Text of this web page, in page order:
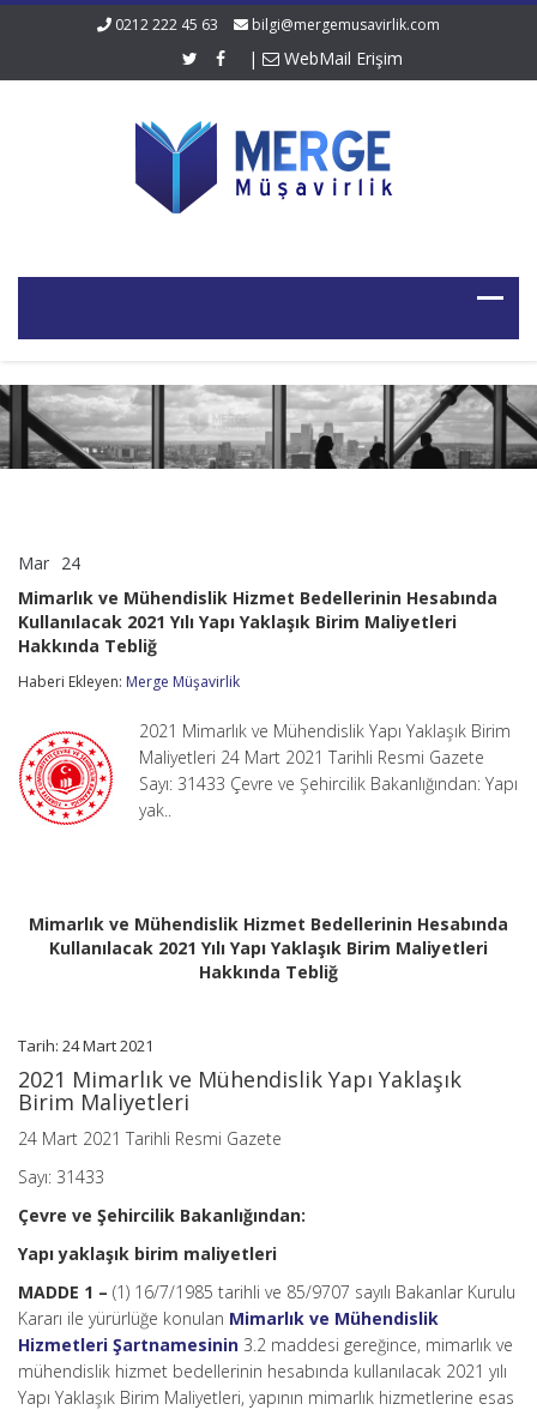
0212 222 45 63 bilgi@mergemusavirlik.com
| WebMail Erişim
Mar 24
Mühendislik
Hizmet
Bedellerinin
Kullanılacak
Yaklaşık
Birim
Maliyetleri
Mimarlık ve Mühendislik Hizmet Bedellerinin Hesabında
Kullanılacak 2021 Yılı Yapı Yaklaşık Birim Maliyetleri
Hakkında Tebliğ
Haberi Ekleyen: Merge Müşavirlik
2021 Mimarlık ve Mühendislik Yapı Yaklaşık Birim
Maliyetleri 24 Mart 2021 Tarihli Resmi Gazete
Sayı: 31433 Çevre ve Şehircilik Bakanlığından: Yapı
yak..
Mimarlık ve Mühendislik Hizmet Bedellerinin Hesabında
Kullanılacak 2021 Yılı Yapı Yaklaşık Birim Maliyetleri
Hakkında Tebliğ
Tarih: 24 Mart 2021
2021 Mimarlık ve Mühendislik Yapı Yaklaşık
Birim Maliyetleri
24 Mart 2021 Tarihli Resmi Gazete
Sayı: 31433
Çevre ve Şehircilik Bakanlığından:
Yapı yaklaşık birim maliyetleri
MADDE 1 – (1) 16/7/1985 tarihli ve 85/9707 sayılı Bakanlar Kurulu
Kararı ile yürürlüğe konulan Mimarlık ve Mühendislik
Hizmetleri Şartnamesinin 3.2 maddesi gereğince, mimarlık ve
mühendislik hizmet bedellerinin hesabında kullanılacak 2021 yılı
Yapı Yaklaşık Birim Maliyetleri, yapının mimarlık hizmetlerine esas